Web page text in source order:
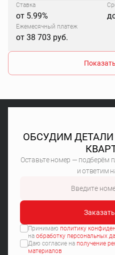
Ставка
от 5.99%
Ежемесячный платеж
от 38 703 руб.
ОБСУДИМ
Оставьте номер — подберём
и ответим
Принимаю политику
наобработку персональных
Даю согласие на получение
материалов